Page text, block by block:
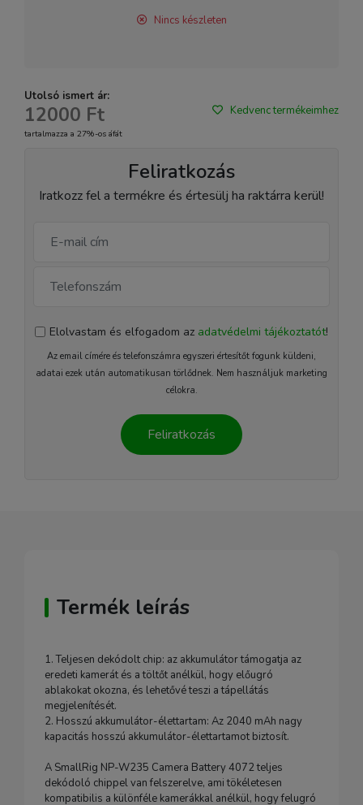
Nincs készleten
Utolsó ismert ár:
12000 Ft
tartalmazza a 27%-os áfát
Kedvenc termékeimhez
Feliratkozás
Iratkozz fel a termékre és értesülj ha raktárra kerül!
Elolvastam és elfogadom az adatvédelmi tájékoztatót!
Az email címére és telefonszámra egyszeri értesítőt fogunk küldeni,
adatai ezek után automatikusan törlődnek. Nem használjuk marketing
célokra.
Feliratkozás
Termék leírás
1. Teljesen dekódolt chip: az akkumulátor támogatja az
eredeti kamerát és a töltőt anélkül, hogy előugró
ablakokat okozna, és lehetővé teszi a tápellátás
megjelenítését.
2. Hosszú akkumulátor-élettartam: Az 2040 mAh nagy
kapacitás hosszú akkumulátor-élettartamot biztosít.
A SmallRig NP-W235 Camera Battery 4072 teljes
dekódoló chippel van felszerelve, ami tökéletesen
kompatibilis a különféle kamerákkal anélkül, hogy felugró